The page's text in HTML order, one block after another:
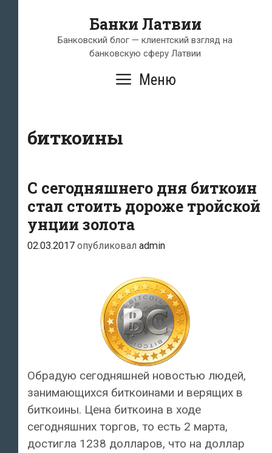
содержимому
Банки Латвии
Банковский блог — клиентский взгляд на
банковскую сферу Латвии
Меню
биткоины
С сегодняшнего дня биткоин
стал стоить дороже тройской
унции золота
02.03.2017 опубликовал admin
Обрадую сегодняшней новостью людей,
занимающихся биткоинами и верящих в
биткоины. Цена биткоина в ходе
сегодняшних торгов, то есть 2 марта,
достигла 1238 долларов, что на доллар